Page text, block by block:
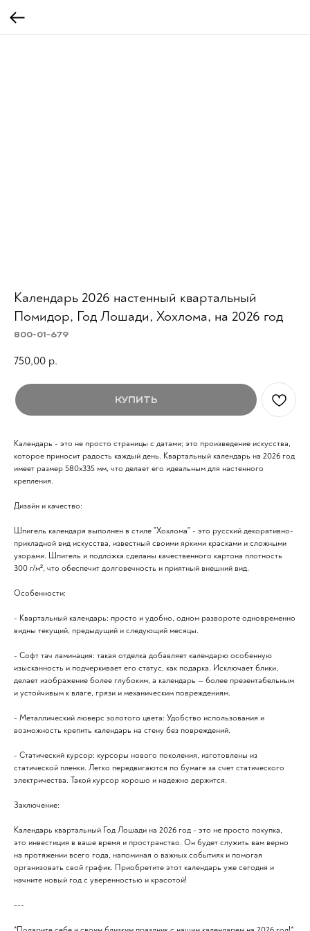
Календарь 2026 настенный квартальный
Помидор, Год Лошади, Хохлома, на 2026 год
800-01-679
750,00 р.
Купить
Календарь - это не просто страницы с датами; это произведение искусства,
которое приносит радость каждый день. Квартальный календарь на 2026 год
имеет размер 580x335 мм, что делает его идеальным для настенного
крепления.
Дизайн и качество:
Шпигель календаря выполнен в стиле "Хохлома" - это русский декоративно-
прикладной вид искусства, известный своими яркими красками и сложными
узорами. Шпигель и подложка сделаны качественного картона плотность
300 г/м², что обеспечит долговечность и приятный внешний вид.
Особенности:
- Квартальный календарь: просто и удобно, одном развороте одновременно
видны текущий, предыдущий и следующий месяцы.
- Софт тач ламинация: такая отделка добавляет календарю особенную
изысканность и подчеркивает его статус, как подарка. Исключает блики,
делает изображение более глубоким, а календарь — более презентабельным
и устойчивым к влаге, грязи и механическим повреждениям.
- Металлический люверс золотого цвета: Удобство использования и
возможность крепить календарь на стену без повреждений.
- Статический курсор: курсоры нового поколения, изготовлены из
статической пленки. Легко передвигаются по бумаге за счет статического
электричества. Такой курсор хорошо и надежно держится.
Заключение:
Календарь квартальный Год Лошади на 2026 год - это не просто покупка,
это инвестиция в ваше время и пространство. Он будет служить вам верно
на протяжении всего года, напоминая о важных событиях и помогая
организовать свой график. Приобретите этот календарь уже сегодня и
начните новый год с уверенностью и красотой!
---